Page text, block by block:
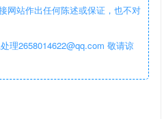
网站作出任何陈述或保证，也不对
理2658014622@qq.com 敬请谅